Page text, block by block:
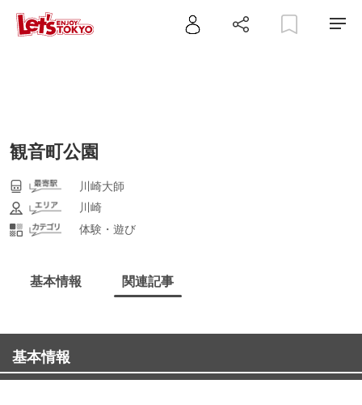
観音町公園
川崎大師
川崎
体験・遊び
基本情報 関連記事
基本情報